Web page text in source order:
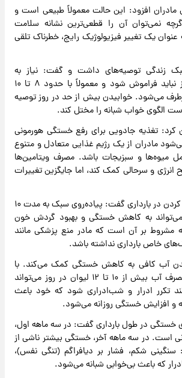
افزود: این حالت معمولاً طبیعی است و
نمی‌توان آن را قطعی‌ترین نشانه سلامت
عنوان یک تغییر فیزیولوژیک رایج، خطرناک تلقی
زندگی توصیه‌های داشت و گفت: نیاز به
خوابیدن در طول روز نباید فراموش شود و معمولاً با حدود ۸ تا ۱۰
می‌شود. خوابیدن بیش از حد در روز توصیه
الگوی خواب شبانه را مختل کند.
کرد: تغذیه جادویی برای رفع خستگی هورمونی
مادران از یک رژیم غذایی متعادل و متنوع
میوه‌ها و سبزیجات باشد. مصرف ویتامین‌ها
انرژی و سرحالی کمک کند، اما جایگزین تغییرات
این ماما درباره ورزش کردن در بارداری گفت: پیاده‌روی سبک به مدت ۱۰
روز می‌تواند به کاهش خستگی و بهبود گردش خون
مشروط بر آن است که مادر منع پزشکی مانند
خاص بارداری نداشته باشد.
آب کافی به کاهش خستگی کمک می‌کند. با
این حال، افراط در مصرف آب بیش از ۱۰ تا ۱۲ لیوان در روز می‌تواند
تکرر ادرار و شب‌ادراری شود که خود باعث
و افزایش خستگی روزانه می‌شود.
در طول بارداری گفت: در سه ماهه اول،
است. در سه ماهه آخر، خستگی بیشتر ناشی از
شکم، فشار بر دیافراگم (تنگی نفس)،
که باعث بی‌خوابی شبانه می‌شود.